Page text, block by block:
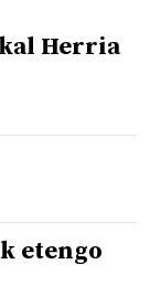
Herria
etengo